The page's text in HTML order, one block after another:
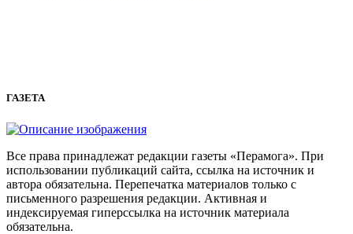
ГАЗЕТА
Все права принадлежат редакции газеты «Перамога». При
использовании публикаций сайта, ссылка на источник и
автора обязательна. Перепечатка материалов только с
письменного разрешения редакции. Активная и
индексируемая гиперссылка на источник материала
обязательна.